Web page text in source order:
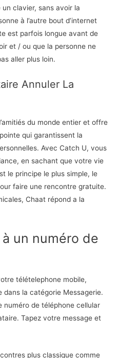
clavier, sans avoir la
à l’autre bout d’internet
est parfois longue avant de
et / ou que la personne ne
aller plus loin.
Annuler La
du monde entier et offre
qui garantissent la
Avec Catch U, vous
en sachant que votre vie
le principe le plus simple, le
faire une rencontre gratuite.
Chaat répond a la
un numéro de
télételephone mobile,
dans la catégorie Messagerie.
numéro de téléphone cellular
Tapez votre message et
plus classique comme